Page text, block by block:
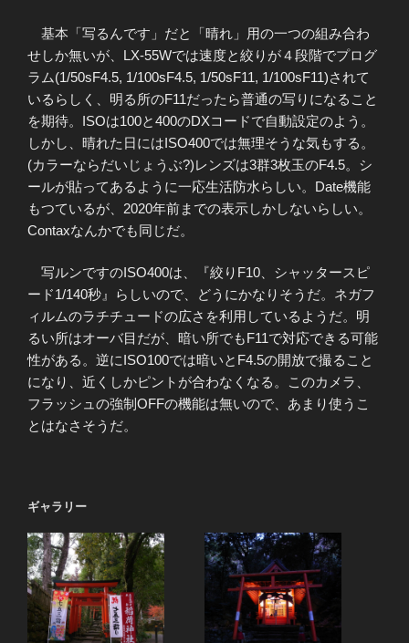
基本「写るんです」だと「晴れ」用の一つの組み合わ
せしか無いが、LX-55Wでは速度と絞りが４段階でプログ
ラム(1/50sF4.5, 1/100sF4.5, 1/50sF11, 1/100sF11)されて
いるらしく、明る所のF11だったら普通の写りになること
を期待。ISOは100と400のDXコードで自動設定のよう。
しかし、晴れた日にはISO400では無理そうな気もする。
(カラーならだいじょうぶ?)レンズは3群3枚玉のF4.5。シ
ールが貼ってあるように一応生活防水らしい。Date機能
もつているが、2020年前までの表示しかしないらしい。
Contaxなんかでも同じだ。
写ルンですのISO400は、『絞りF10、シャッタースピ
ード1/140秒』らしいので、どうにかなりそうだ。ネガフ
ィルムのラチチュードの広さを利用しているようだ。明
るい所はオーバ目だが、暗い所でもF11で対応できる可能
性がある。逆にISO100では暗いとF4.5の開放で撮ること
になり、近くしかピントが合わなくなる。このカメラ、
フラッシュの強制OFFの機能は無いので、あまり使うこ
とはなさそうだ。
ギャラリー